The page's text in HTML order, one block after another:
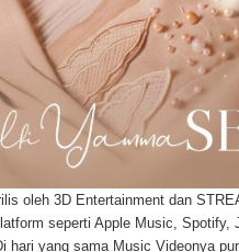
oleh 3D Entertainment dan
seperti Apple Music, Spotify,
hari yang sama Music Videonya